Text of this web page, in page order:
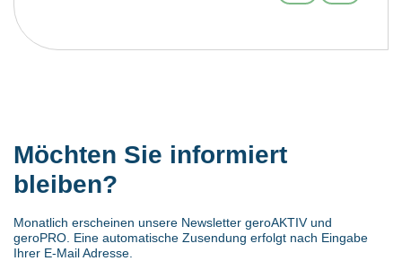
Möchten Sie informiert
bleiben?
Monatlich erscheinen unsere Newsletter geroAKTIV und
geroPRO. Eine automatische Zusendung erfolgt nach Eingabe
Ihrer E-Mail Adresse.